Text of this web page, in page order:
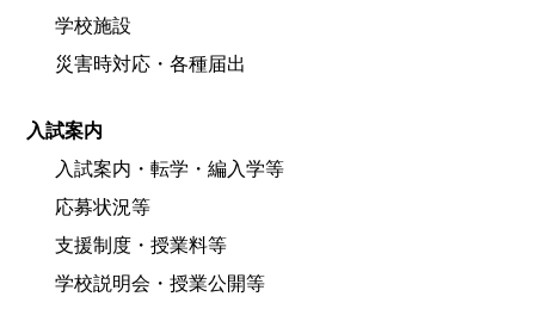
学校施設
災害時対応・各種届出
入試案内
入試案内・転学・編入学等
応募状況等
支援制度・授業料等
学校説明会・授業公開等